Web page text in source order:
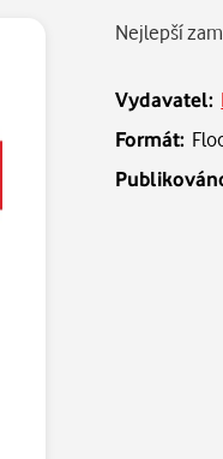
Nejlepší
Vydavatel:
Formát: